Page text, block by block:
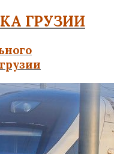
ГРУЗИИ